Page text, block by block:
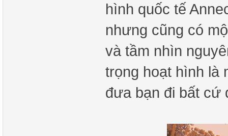
hình quốc tế
nhưng cũng có
và tầm nhìn
trọng hoạt hình là
đưa bạn đi bất cứ